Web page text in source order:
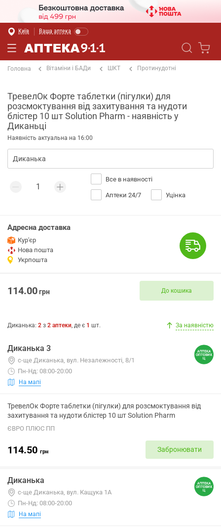
Київ Ваша аптека
Головна Вітаміни і БАДи ШКТ Протинудотні
ТревелОк Форте таблетки (пігулки) для
розсмоктування від захитування та нудоти
блістер 10 шт Solution Pharm - наявність у
Диканьці
Наявність актуальна на 16:00
Все в наявності
Аптеки 24/7 Уцінка
Адресна доставка
Кур'єр
Нова пошта
Укрпошта
114.00грн До кошика
Диканька: 2 з 2 аптеки, де є 1 шт. За наявністю
Диканька 3
с-ще Диканька, вул. Незалежності, 8/1
Пн-Нд: 08:00-20:00
На мапі
ТревелОк Форте таблетки (пігулки) для розсмоктування від
захитування та нудоти блістер 10 шт Solution Pharm
ЄВРО ПЛЮС ПП
114.50 грн Забронювати
Диканька
с-ще Диканька, вул. Кащука 1А
Пн-Нд: 08:00-20:00
На мапі